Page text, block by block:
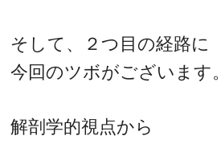
そして、２つ目の経路に
今回のツボがございます。
解剖学的視点から